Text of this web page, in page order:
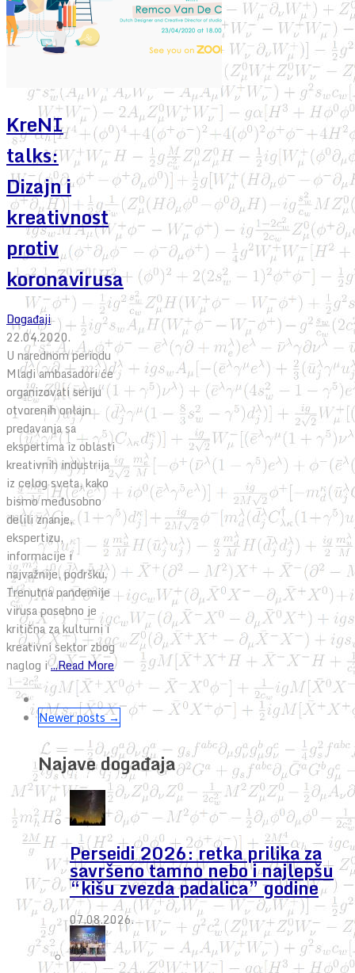
KreNI
talks:
Dizajn i
kreativnost
protiv
koronavirusa
Događaji
22.04.2020.
U narednom periodu
Mladi ambasadori će
organizovati seriju
otvorenih onlajn
predavanja sa
ekspertima iz oblasti
kreativnih industrija
iz celog sveta, kako
bismo međusobno
delili znanje,
ekspertizu,
informacije i
najvažnije, podršku.
Trenutna pandemije
virusa posebno je
kritična za kulturni i
kreativni sektor zbog
naglog i...Read More
Newer posts →
Najave događaja
Perseidi 2026: retka prilika za
savršeno tamno nebo i najlepšu
“kišu zvezda padalica” godine
07.08.2026.